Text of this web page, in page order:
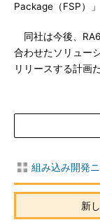
Package（FSP）
同社は今後、
合わせたソリュー
リリースする計画だ
組み込み開発
新